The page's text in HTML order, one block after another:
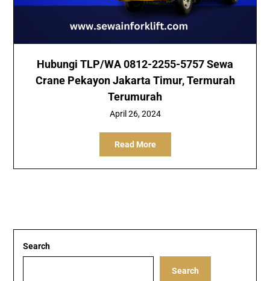
Hubungi TLP/WA 0812-2255-5757 Sewa
Crane Pekayon Jakarta Timur, Termurah
Terumurah
April 26, 2024
Read More
Search
Search